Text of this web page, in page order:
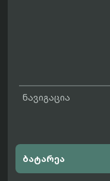
ნავიგაცია
ბატარეა